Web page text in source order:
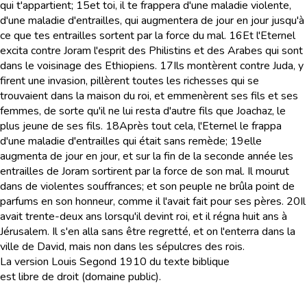
qui t'appartient; 15et toi, il te frappera d'une maladie violente,
d'une maladie d'entrailles, qui augmentera de jour en jour jusqu'à
ce que tes entrailles sortent par la force du mal. 16Et l'Eternel
excita contre Joram l'esprit des Philistins et des Arabes qui sont
dans le voisinage des Ethiopiens. 17Ils montèrent contre Juda, y
firent une invasion, pillèrent toutes les richesses qui se
trouvaient dans la maison du roi, et emmenèrent ses fils et ses
femmes, de sorte qu'il ne lui resta d'autre fils que Joachaz, le
plus jeune de ses fils. 18Après tout cela, l'Eternel le frappa
d'une maladie d'entrailles qui était sans remède; 19elle
augmenta de jour en jour, et sur la fin de la seconde année les
entrailles de Joram sortirent par la force de son mal. Il mourut
dans de violentes souffrances; et son peuple ne brûla point de
parfums en son honneur, comme il l'avait fait pour ses pères. 20Il
avait trente-deux ans lorsqu'il devint roi, et il régna huit ans à
Jérusalem. Il s'en alla sans être regretté, et on l'enterra dans la
ville de David, mais non dans les sépulcres des rois.
La version Louis Segond 1910 du texte biblique
est libre de droit (domaine public).